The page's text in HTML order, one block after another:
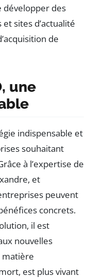
développer des
sites d’actualité
de
une
indispensable et
souhaitant
à l’expertise de
et
peuvent
concrets.
il est
nouvelles
matière
est plus vivant